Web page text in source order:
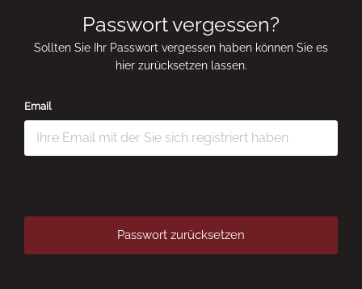
Passwort vergessen?
Sollten Sie Ihr Passwort vergessen haben können Sie es
hier zurücksetzen lassen.
Email
Passwort zurücksetzen